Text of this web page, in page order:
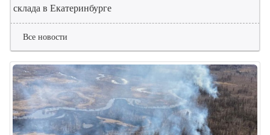
склада в Екатеринбурге
Все новости